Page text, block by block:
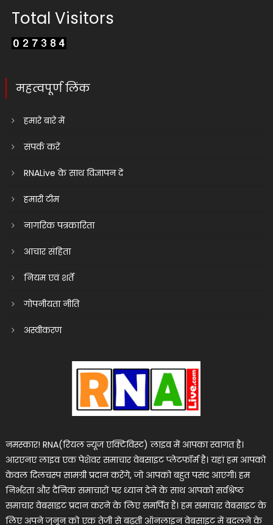
Total Visitors
महत्वपूर्ण लिंक
हमारे बारे में
संपर्क करें
RNALive के साथ विज्ञापन दें
हमारी टीम
नागरिक पत्रकारिता
आचार संहिता
नियम एवं शर्तें
गोपनीयता नीति
अस्वीकरण
नमस्कार! RNA(रियल न्यूज एक्टिविस्ट) लाइव में आपका स्वागत है।
आरएनए लाइव एक पेशेवर समाचार वेबसाइट प्लेटफॉर्म है। यहां हम आपको
केवल दिलचस्प सामग्री प्रदान करेंगे, जो आपको बहुत पसंद आएगी। हम
निर्भरता और दैनिक समाचारों पर ध्यान देने के साथ आपको सर्वश्रेष्ठ
समाचार वेबसाइट प्रदान करने के लिए समर्पित हैं। हम समाचार वेबसाइट के
लिए अपने जुनून को एक तेजी से बढ़ती ऑनलाइन वेबसाइट में बदलने के